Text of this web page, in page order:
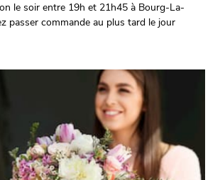
le soir entre 19h et 21h45 à Bourg-La-
passer commande au plus tard le jour